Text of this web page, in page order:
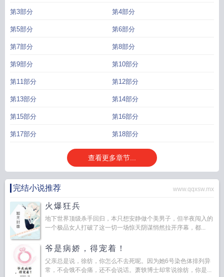
第3部分 第4部分
第5部分 第6部分
第7部分 第8部分
第9部分 第10部分
第11部分 第12部分
第13部分 第14部分
第15部分 第16部分
第17部分 第18部分
查看更多章节...
完结小说推荐 www.qqxsw.mx
火爆狂兵
地下世界顶级杀手回归，本只想安静做个美男子，但半夜闯入的
一个极品女人打破了这一切一场惊天阴谋悄然拉开序幕，都...
爷是病娇，得宠着！
父亲总是说，徐纺，你怎么不去死呢。因为她6号染色体排列异
常，不会饿不会痛，还不会说话。萧轶博士却常说徐纺，你是...